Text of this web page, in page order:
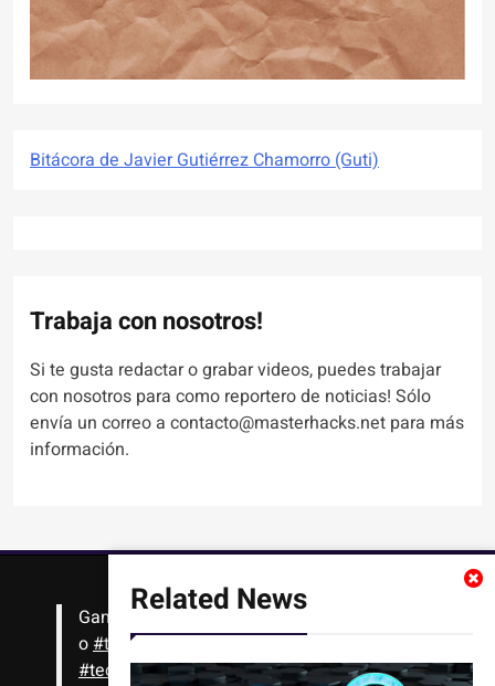
Related News
Bitácora de Javier Gutiérrez Chamorro (Guti)
Trabaja con nosotros!
Si te gusta redactar o grabar videos, puedes trabajar
con nosotros para como reportero de noticias! Sólo
envía un correo a contacto@masterhacks.net para más
información.
Gana #Bitcoinsolo con leer artículos, noticias
o #tutorialesinteresantes de ciencia,
#tecnología,#criptomonedas, seguridad